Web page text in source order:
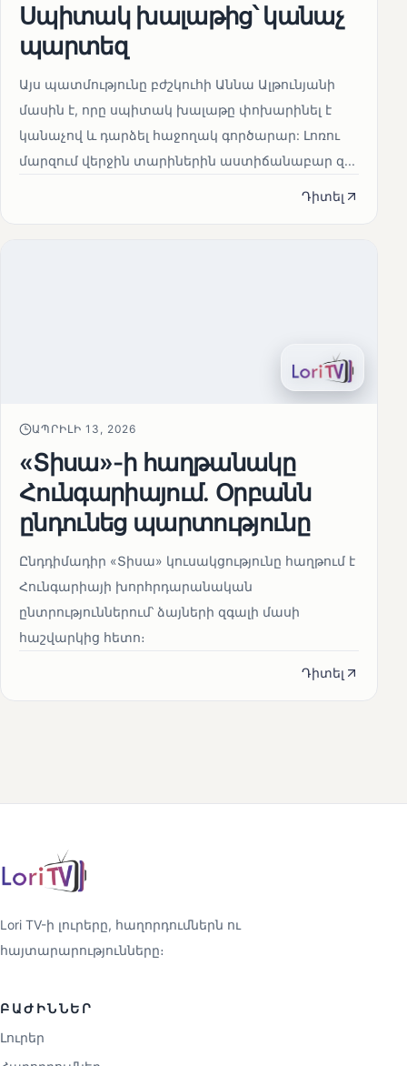
Սպիտակ խալաթից՝ կանաչ
պարտեզ
Այս պատմությունը բժշկուհի Աննա Ալթունյանի
մասին է, որը սպիտակ խալաթը փոխարինել է
կանաչով և դարձել հաջողակ գործարար: Լոռու
մարզում վերջին տարիներին աստիճանաբար զ...
Դիտել
ԱՊՐԻԼԻ 13, 2026
«Տիսա»-ի հաղթանակը
Հունգարիայում․ Օրբանն
ընդունեց պարտությունը
Ընդդիմադիր «Տիսա» կուսակցությունը հաղթում է
Հունգարիայի խորհրդարանական
ընտրություններում՝ ձայների զգալի մասի
հաշվարկից հետո։
Դիտել
Lori TV-ի լուրերը, հաղորդումներն ու
հայտարարությունները։
ԲԱԺԻՆՆԵՐ
Լուրեր